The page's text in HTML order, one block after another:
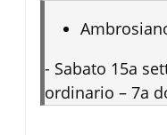
- Sabato 15a
ordinario – 7a